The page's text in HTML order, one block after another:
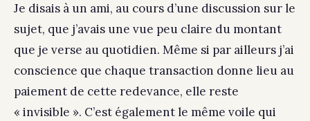
Je disais à un ami, au cours d’une discussion sur le
sujet, que j’avais une vue peu claire du montant
que je verse au quotidien. Même si par ailleurs j’ai
conscience que chaque transaction donne lieu au
paiement de cette redevance, elle reste
« invisible ». C’est également le même voile qui